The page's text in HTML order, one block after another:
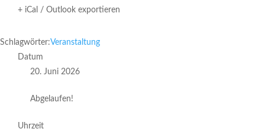
+ iCal / Outlook exportieren
Schlagwörter:Veranstaltung
Datum
20. Juni 2026
Abgelaufen!
Uhrzeit